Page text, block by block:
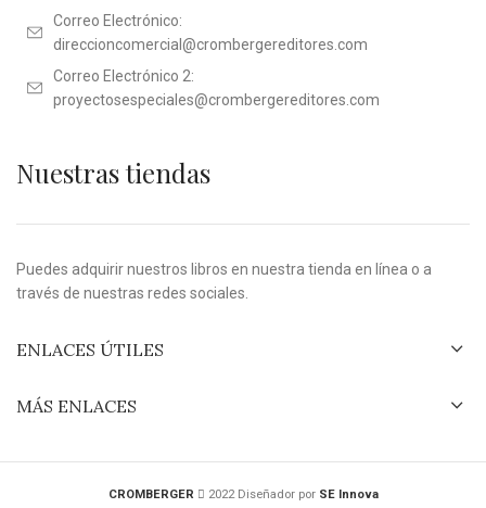
Correo Electrónico:
direccioncomercial@crombergereditores.com
Correo Electrónico 2:
proyectosespeciales@crombergereditores.com
Nuestras tiendas
Puedes adquirir nuestros libros en nuestra tienda en línea o a
través de nuestras redes sociales.
ENLACES ÚTILES
MÁS ENLACES
CROMBERGER 2022 Diseñador por SE Innova